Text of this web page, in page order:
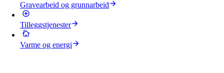
Gravearbeid og grunnarbeid
Tilleggstjenester
Varme og energi